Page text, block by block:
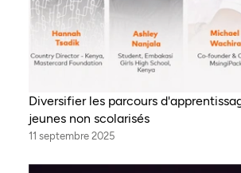
Diversifier les parcours
jeunes non scolarisés
11 septembre 2025